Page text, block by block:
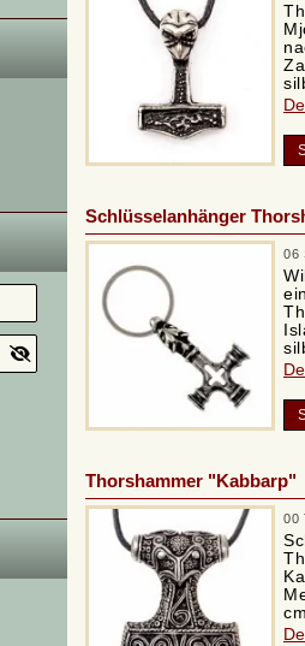
Schlüsselanhänger
06
Thorshammer "Kabbarp"
00
cm.